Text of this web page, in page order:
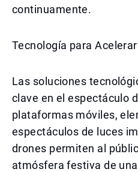
continuamente.
Tecnología para
Las soluciones
clave en el espectáculo
plataformas móviles,
espectáculos de luces
drones permiten al
atmósfera festiva de